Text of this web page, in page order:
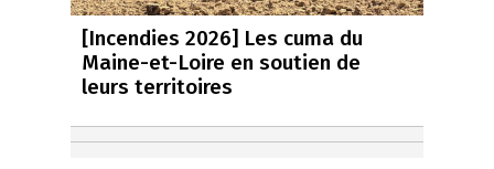
[Incendies 2026] Les cuma du
Maine-et-Loire en soutien de
leurs territoires